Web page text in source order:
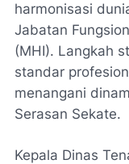
harmonisasi
Jabatan
(MHI). Langkah
standar
menangani
Serasan Sekate.
Kepala Dinas